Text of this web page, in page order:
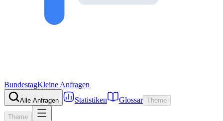
BundestagKleine Anfragen
Alle Anfragen Statistiken Glossar Theme
Theme